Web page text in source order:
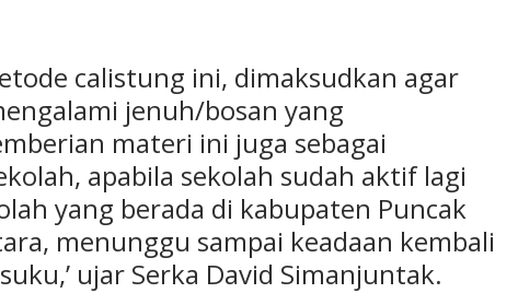
calistung ini, dimaksudkan agar
jenuh/bosan yang
materi ini juga sebagai
apabila sekolah sudah aktif lagi
yang berada di kabupaten Puncak
menunggu sampai keadaan kembali
ujar Serka David Simanjuntak.